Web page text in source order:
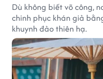
Dù không biết võ công,
chinh phục khán giả
khuynh đảo thiên hạ.